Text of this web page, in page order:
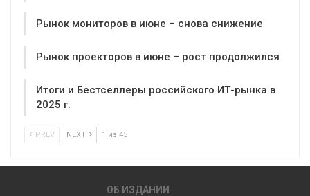
Рынок мониторов в июне – снова снижение
Рынок проекторов в июне – рост продолжился
Итоги и Бестселлеры российского ИТ-рынка в
2025 г.
PREV NEXT 1 из 45
ОБ ИЗДАНИИ